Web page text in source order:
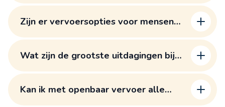
Zijn er vervoersopties voor mensen
Wat zijn de grootste uitdagingen bij
Kan ik met openbaar vervoer alle